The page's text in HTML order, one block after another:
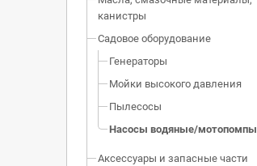
канистры
Садовое оборудование
Генераторы
Мойки высокого давления
Пылесосы
Насосы водяные/мотопомпы
Аксессуары и запасные части